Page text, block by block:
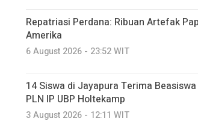
Repatriasi Perdana: Ribuan Artefak
Amerika
6 August 2026 - 23:52 WIT
14 Siswa di Jayapura Terima
PLN IP UBP Holtekamp
3 August 2026 - 12:11 WIT